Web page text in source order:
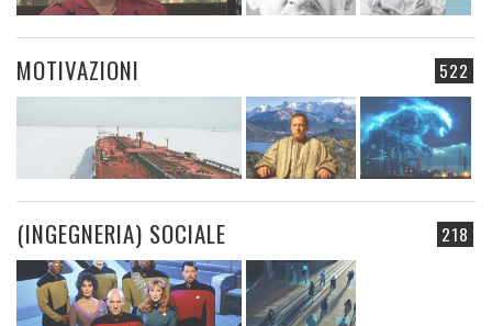
522
MOTIVAZIONI
218
(INGEGNERIA) SOCIALE